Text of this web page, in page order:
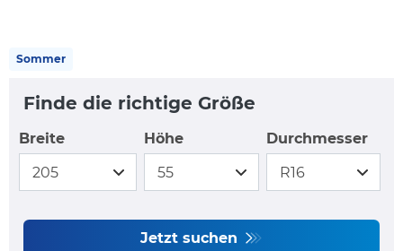
Sommer
Finde die richtige Größe
Breite Höhe Durchmesser
Jetzt suchen